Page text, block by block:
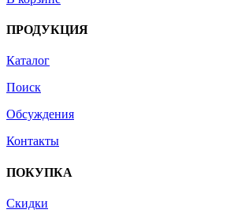
ПРОДУКЦИЯ
Каталог
Поиск
Обсуждения
Контакты
ПОКУПКА
Скидки